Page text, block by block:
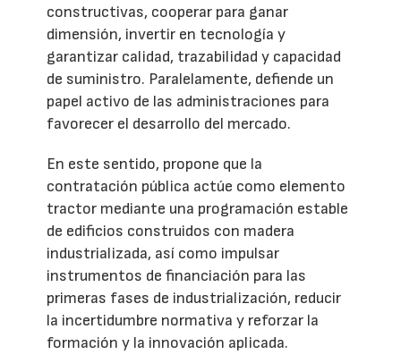
constructivas, cooperar para ganar
dimensión, invertir en tecnología y
garantizar calidad, trazabilidad y capacidad
de suministro. Paralelamente, defiende un
papel activo de las administraciones para
favorecer el desarrollo del mercado.
En este sentido, propone que la
contratación pública actúe como elemento
tractor mediante una programación estable
de edificios construidos con madera
industrializada, así como impulsar
instrumentos de financiación para las
primeras fases de industrialización, reducir
la incertidumbre normativa y reforzar la
formación y la innovación aplicada.